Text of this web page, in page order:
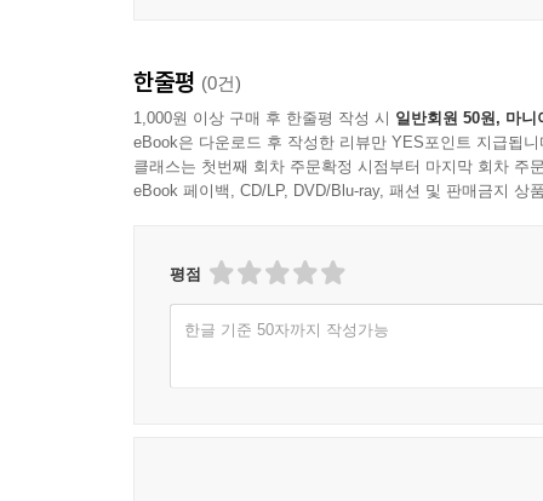
강화 안에서 “깨어 있는 것”은 첫 번째 강화 안의
---p.411
특히, 첫 번째와 세 번째 강화, 그리고 마지막 강
적이 전혀 없다는 점은 주목할 만하다. 오히려 그
한줄평 (0건)
1,000원 이상 구매 후 한줄평 작성 시 일반회원 50원, 마니
eBook은 다운로드 후 작성한 리뷰만 YES포인트 지급됩니
클래스는 첫번째 회차 주문확정 시점부터 마지막 회차 주
eBook 페이백, CD/LP, DVD/Blu-ray, 패션 및 판매금지 상
평점
한글 기준 50자까지 작성가능